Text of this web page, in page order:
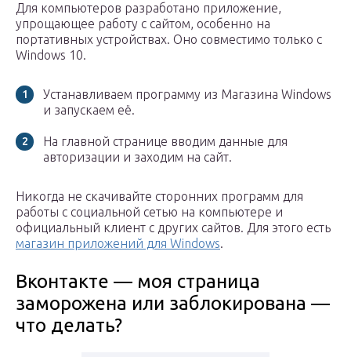
Для компьютеров разработано приложение,
упрощающее работу с сайтом, особенно на
портативных устройствах. Оно совместимо только с
Windows 10.
Устанавливаем программу из Магазина Windows
и запускаем её.
На главной странице вводим данные для
авторизации и заходим на сайт.
Никогда не скачивайте сторонних программ для
работы с социальной сетью на компьютере и
официальный клиент с других сайтов. Для этого есть
магазин приложений для Windows.
Вконтакте — моя страница
заморожена или заблокирована —
что делать?